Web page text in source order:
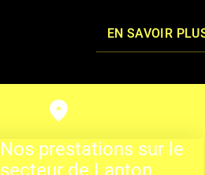
EN SAVOIR
Nos prestations sur le